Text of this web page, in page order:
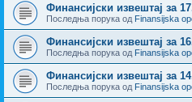
Финансијски извештај за
Последња порука од Finansijska
Финансијски извештај за
Последња порука од Finansijska
Финансијски извештај за
Последња порука од Finansijska